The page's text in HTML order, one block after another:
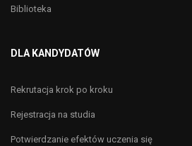
Biblioteka
DLA KANDYDATÓW
Rekrutacja krok po kroku
Rejestracja na studia
Potwierdzanie efektów uczenia się